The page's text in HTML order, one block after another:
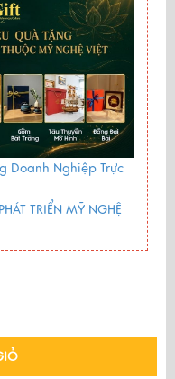
Doanh Nghiệp Trực
TRIỂN MỸ NGHỆ